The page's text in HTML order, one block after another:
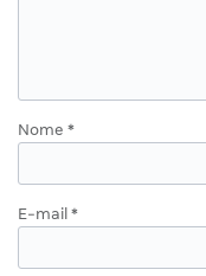
Nome *
E-mail *